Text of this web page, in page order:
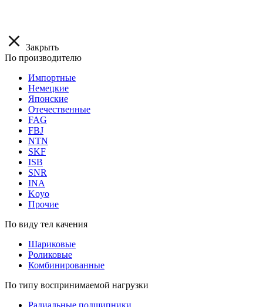
Закрыть
По производителю
Импортные
Немецкие
Японские
Отечественные
FAG
FBJ
NTN
SKF
ISB
SNR
INA
Koyo
Прочие
По виду тел качения
Шариковые
Роликовые
Комбинированные
По типу воспринимаемой нагрузки
Радиальные подшипники